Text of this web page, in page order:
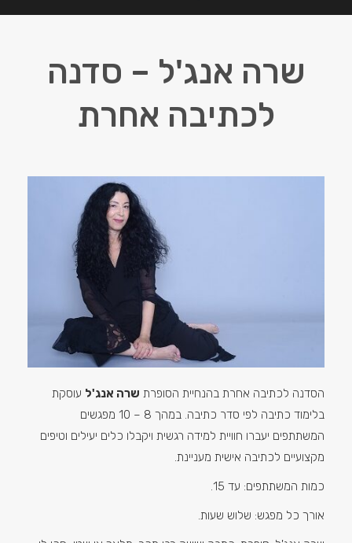
שרה אנג'ל – סדנה
לכתיבה אחרת
הסדנה לכתיבה אחרת בהנחיית הסופרת שרה אנג'ל עוסקת
בלימוד כתיבה לפי סדר כתיבה. במהך 8 – 10 מפגשים
המשתתפים יעברו חוויית למידה רגשית ויקבלו כלים יעילים וטיפים
מקצועיים לכתיבה אישית מעניינת.
כמות המשתתפים: עד 15.
אורך כל מפגש: שלוש שעות.